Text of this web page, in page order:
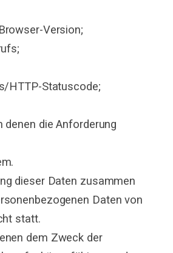
Version;
HTTP-Statuscode;
denen die Anforderung
dieser Daten zusammen
Daten von
statt.
dem Zweck der